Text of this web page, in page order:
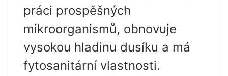
práci prospěšných
mikroorganismů, obnovuje
vysokou hladinu dusíku a má
fytosanitární vlastnosti.